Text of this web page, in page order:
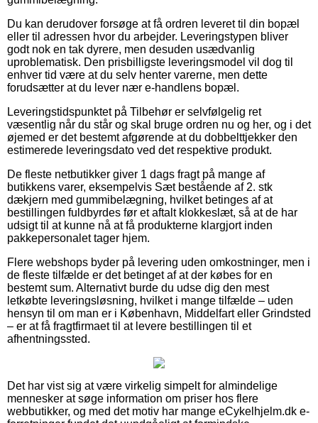
Du kan derudover forsøge at få ordren leveret til din bopæl
eller til adressen hvor du arbejder. Leveringstypen bliver
godt nok en tak dyrere, men desuden usædvanlig
uproblematisk. Den prisbilligste leveringsmodel vil dog til
enhver tid være at du selv henter varerne, men dette
forudsætter at du lever nær e-handlens bopæl.
Leveringstidspunktet på Tilbehør er selvfølgelig ret
væsentlig når du står og skal bruge ordren nu og her, og i det
øjemed er det bestemt afgørende at du dobbelttjekker den
estimerede leveringsdato ved det respektive produkt.
De fleste netbutikker giver 1 dags fragt på mange af
butikkens varer, eksempelvis Sæt bestående af 2. stk
dækjern med gummibelægning, hvilket betinges af at
bestillingen fuldbyrdes før et aftalt klokkeslæt, så at de har
udsigt til at kunne nå at få produkterne klargjort inden
pakkepersonalet tager hjem.
Flere webshops byder på levering uden omkostninger, men i
de fleste tilfælde er det betinget af at der købes for en
bestemt sum. Alternativt burde du udse dig den mest
letkøbte leveringsløsning, hvilket i mange tilfælde – uden
hensyn til om man er i København, Middelfart eller Grindsted
– er at få fragtfirmaet til at levere bestillingen til et
afhentningssted.
Det har vist sig at være virkelig simpelt for almindelige
mennesker at søge information om priser hos flere
webbutikker, og med det motiv har mange eCykelhjelm.dk e-